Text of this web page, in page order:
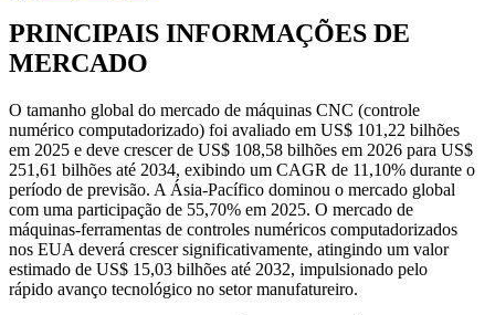
PRINCIPAIS INFORMAÇÕES DE
MERCADO
O tamanho global do mercado de máquinas CNC (controle
numérico computadorizado) foi avaliado em US$ 101,22 bilhões
em 2025 e deve crescer de US$ 108,58 bilhões em 2026 para US$
251,61 bilhões até 2034, exibindo um CAGR de 11,10% durante o
período de previsão. A Ásia-Pacífico dominou o mercado global
com uma participação de 55,70% em 2025. O mercado de
máquinas-ferramentas de controles numéricos computadorizados
nos EUA deverá crescer significativamente, atingindo um valor
estimado de US$ 15,03 bilhões até 2032, impulsionado pelo
rápido avanço tecnológico no setor manufatureiro.